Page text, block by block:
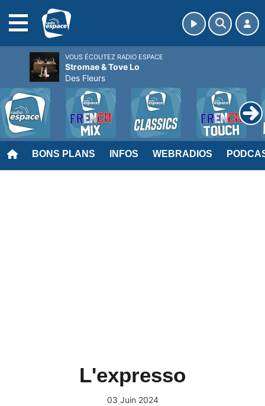
BONS PLANS INFOS WEBRADIOS
L'expresso
03 Juin 2024
VOUS ÉCOUTEZ RADIO ESPACE
Stromae & Tove Lo
Des Fleurs